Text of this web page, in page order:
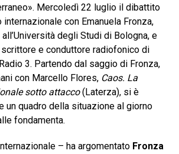
Mercoledì 22 luglio il dibattito
con Emanuela Fronza,
degli Studi di Bologna, e
scrittore e conduttore radiofonico di
3. Partendo dal saggio di Fronza,
con Marcello Flores, Caos. La
sotto attacco(Laterza), si è
un quadro della situazione al giorno
fondamenta.
– ha argomentato Fronza